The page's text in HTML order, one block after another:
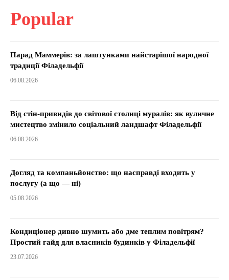
Popular
Парад Маммерів: за лаштунками найстарішої народної
традиції Філадельфії
06.08.2026
Від стін-привидів до світової столиці муралів: як вуличне
мистецтво змінило соціальний ландшафт Філадельфії
06.08.2026
Догляд та компаньйонство: що насправді входить у
послугу (а що — ні)
05.08.2026
Кондиціонер дивно шумить або дме теплим повітрям?
Простий гайд для власників будинків у Філадельфії
23.07.2026